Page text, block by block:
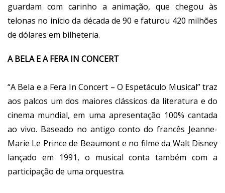
guardam com carinho a animação, que chegou às
telonas no início da década de 90 e faturou 420 milhões
de dólares em bilheteria.
A BELA E A FERA IN CONCERT
“A Bela e a Fera In Concert – O Espetáculo Musical” traz
aos palcos um dos maiores clássicos da literatura e do
cinema mundial, em uma apresentação 100% cantada
ao vivo. Baseado no antigo conto do francês Jeanne-
Marie Le Prince de Beaumont e no filme da Walt Disney
lançado em 1991, o musical conta também com a
participação de uma orquestra.